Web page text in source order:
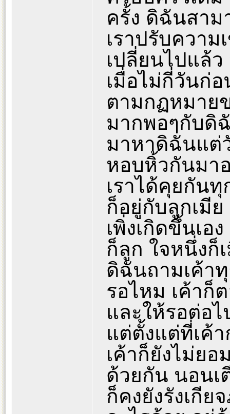
ครั้ง ดิฉันสาม
เราปรับควา
เปลี่ยนไปแล้
เมื่อไม่กี่วันก่
ตามกฏหมาย
มากพอๆกับดิ
มาหาดิฉันแต่
หอบหิ้วกันมา
เราได้คุยกัน
ก็อยู่กับลูกเมีย
เพิ่งเกิดขึ้นเอ
ก็ลูก ใจหนึ่งก็
ดิฉันถามเค้า
รอไหม เค้าก็
และให้รอต่อ
แต่ตั้งแต่ที่เค้
เค้าก็ยังไม่ย
ด้วยกัน นอนเ
ก็คงยังรังเกีย